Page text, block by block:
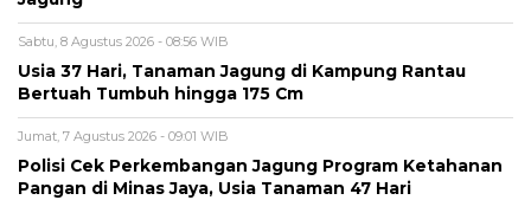
Sabtu, 8 Agustus 2026 - 08:56 WIB
Usia 37 Hari, Tanaman Jagung di Kampung Rantau
Bertuah Tumbuh hingga 175 Cm
Jumat, 7 Agustus 2026 - 09:01 WIB
Polisi Cek Perkembangan Jagung Program Ketahanan
Pangan di Minas Jaya, Usia Tanaman 47 Hari